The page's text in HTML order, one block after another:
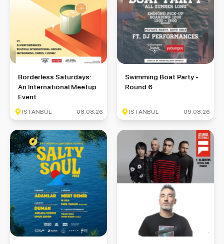
Borderless Saturdays: An International Meetup Event
Borderless Saturdays:
An International Meetup
Event
İSTANBUL 08.08.26
Swimming Boat Party - Round
Swimming Boat Party -
Round 6
İSTANBUL 09.08.26